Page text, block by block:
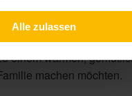
Alle zulassen
machen möchten.